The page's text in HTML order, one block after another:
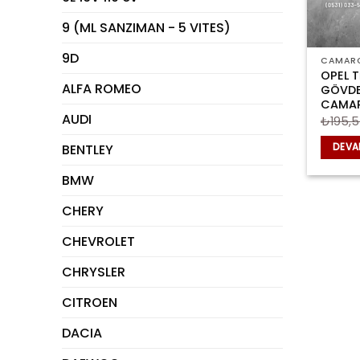
9 (ML SANZIMAN - 5 VITES)
9D
ALFA ROMEO
AUDI
BENTLEY
BMW
CHERY
CHEVROLET
CHRYSLER
CITROEN
DACIA
OPEL
₺